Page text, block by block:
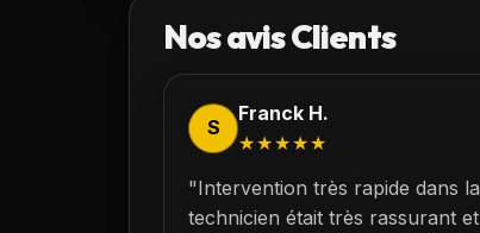
Nos avis Clients
S
Franck H.
★★★★★
"Intervention très rapide dans
technicien était très rassurant